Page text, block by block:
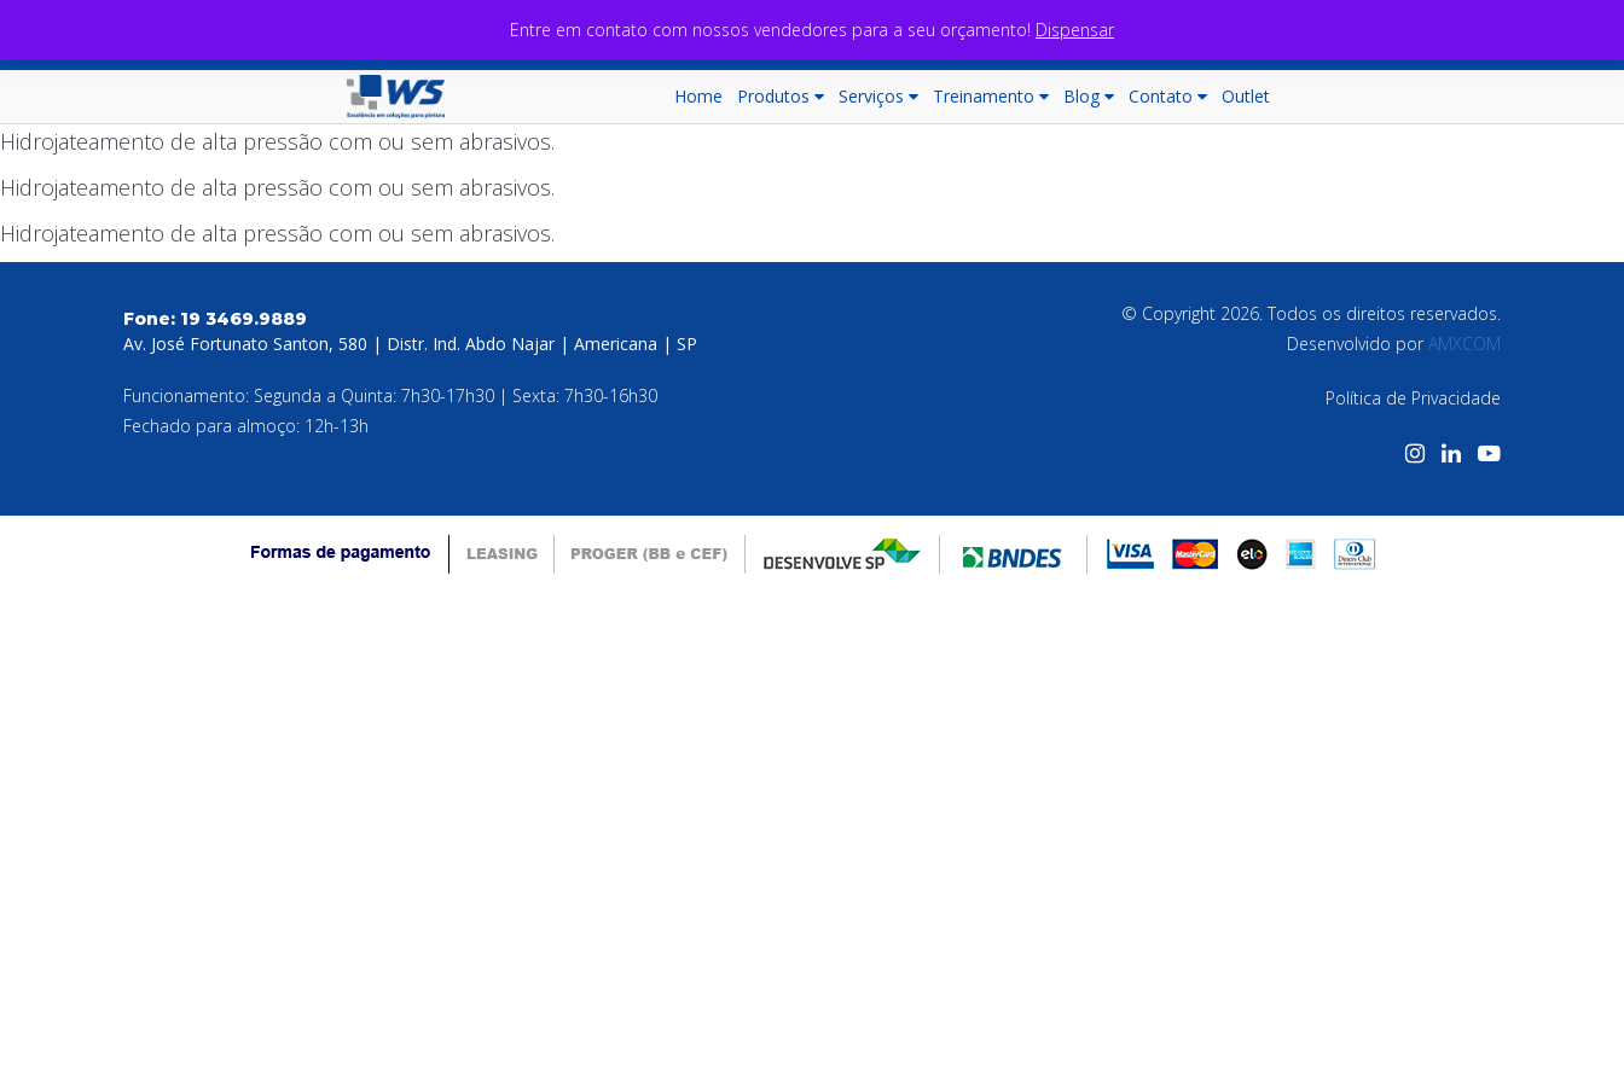
Home Produtos Serviços Treinamento Blog Contato Outlet
Hidrojateamento de alta pressão com ou sem abrasivos.
Hidrojateamento de alta pressão com ou sem abrasivos.
Hidrojateamento de alta pressão com ou sem abrasivos.
Fone: 19 3469.9889
Av. José Fortunato Santon, 580 | Distr. Ind. Abdo Najar | Americana | SP
Funcionamento: Segunda a Quinta: 7h30-17h30 | Sexta: 7h30-16h30
Fechado para almoço: 12h-13h
© Copyright 2026. Todos os direitos reservados.
Desenvolvido porAMXCOM
Política de Privacidade
Entre em contato com nossos vendedores para a seu orçamento! Dispensar